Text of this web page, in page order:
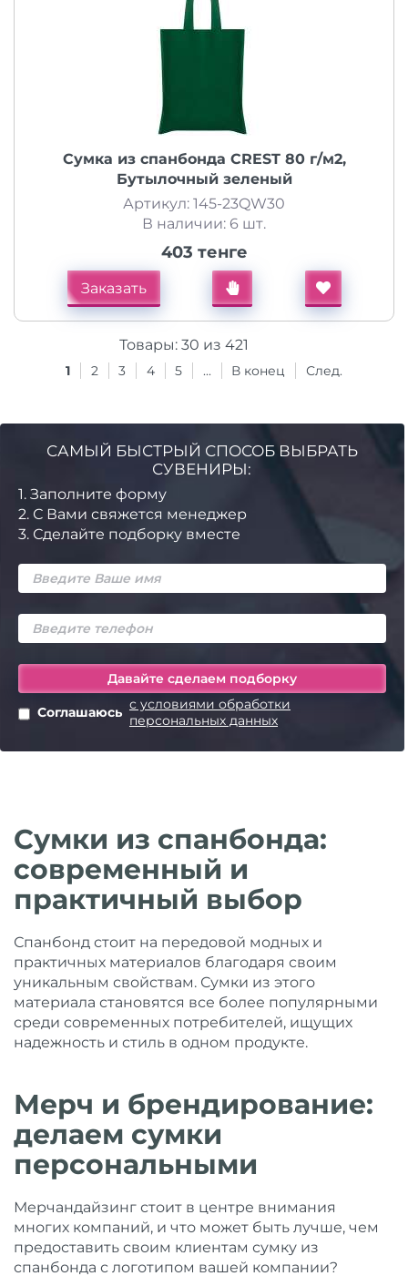
Сумка из спанбонда CREST 80 г/м2,
Бутылочный зеленый
Артикул: 145-23QW30
В наличии: 6 шт.
403 тенге
Заказать
Товары: 30 из 421
1 2 3 4 5 ... В конец След.
САМЫЙ БЫСТРЫЙ СПОСОБ ВЫБРАТЬ
СУВЕНИРЫ:
1. Заполните форму
2. С Вами свяжется менеджер
3. Сделайте подборку вместе
Соглашаюсь с условиями обработки
персональных данных
Сумки из спанбонда:
современный и
практичный выбор
Спанбонд стоит на передовой модных и
практичных материалов благодаря своим
уникальным свойствам. Сумки из этого
материала становятся все более популярными
среди современных потребителей, ищущих
надежность и стиль в одном продукте.
Мерч и брендирование:
делаем сумки
персональными
Мерчандайзинг стоит в центре внимания
многих компаний, и что может быть лучше, чем
предоставить своим клиентам сумку из
спанбонда с логотипом вашей компании?